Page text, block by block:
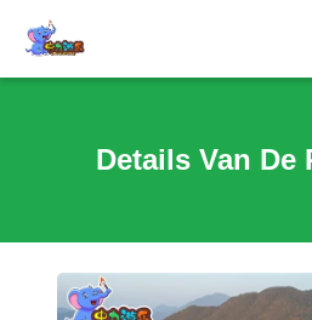
Details Van De